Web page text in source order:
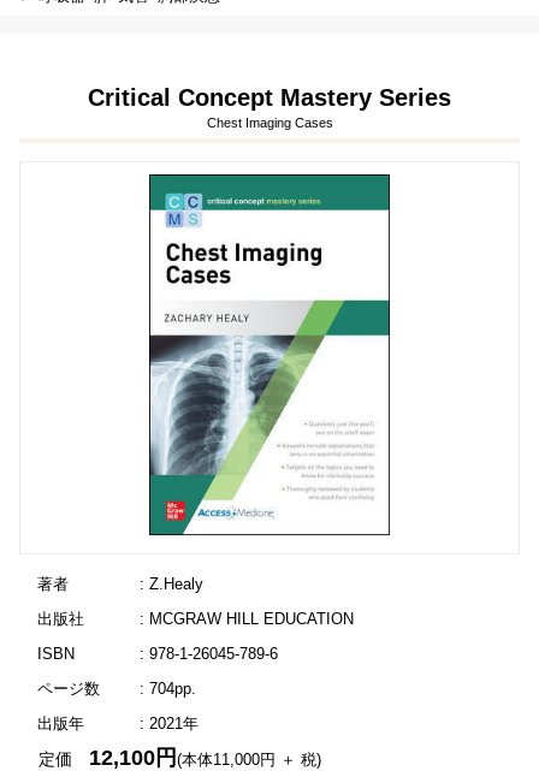
Critical Concept Mastery Series
Chest Imaging Cases
著者
: Z.Healy
出版社
: MCGRAW HILL EDUCATION
ISBN
: 978-1-26045-789-6
ページ数
: 704pp.
出版年
: 2021年
定価 12,100円(本体11,000円 ＋ 税)